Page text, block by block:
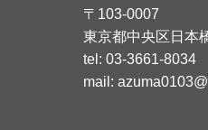
〒103-0007
東京都中央区日本
tel: 03-3661-8034
mail: